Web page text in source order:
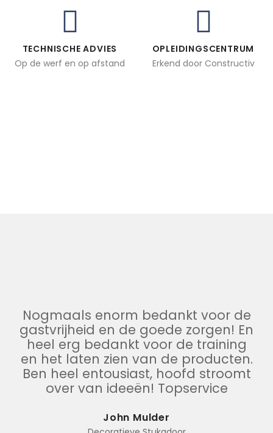
TECHNISCHE ADVIES
Op de werf en op afstand
OPLEIDINGSCENTRUM
Erkend door Constructiv
Nogmaals enorm bedankt voor de
gastvrijheid en de goede zorgen! En
heel erg bedankt voor de training
en het laten zien van de producten.
Ben heel entousiast, hoofd stroomt
over van ideeën! Topservice
John Mulder